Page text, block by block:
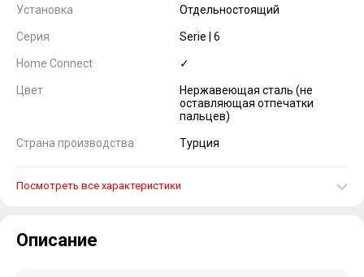
Установка Отдельностоящий
Серия Serie | 6
Home Connect ✓
Цвет
Нержавеющая сталь (не
оставляющая отпечатки
пальцев)
Страна производства Турция
Посмотреть все характеристики
Описание